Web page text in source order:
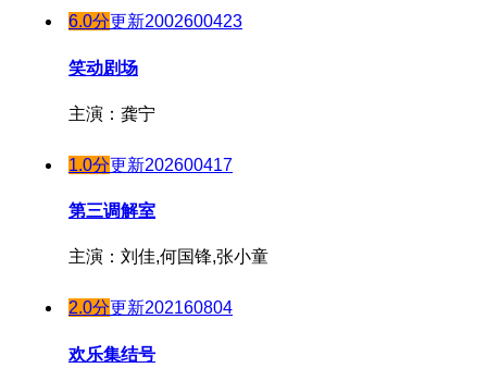
20230913
20230915
20230916
20230918
20230919
20230921
20230923
20230924
20230815
20230817
20230818
20230820
20230821
20230823
20230824
20230826
180112期
180113期
180115期
180116期
180119期
180120期
171230期
180101期
180102期
180104期
180105期
180106期
180108期
180110期
6.0分更新2002600423
笑动剧场
主演：龚宁
1.0分更新202600417
第三调解室
主演：刘佳,何国锋,张小童
2.0分更新202160804
欢乐集结号